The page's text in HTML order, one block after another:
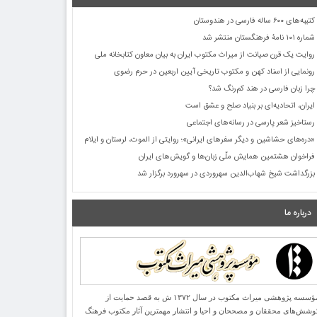
کتیبه‌های ۶۰۰ ساله فارسی در هندوستان
شماره ۱۰۱ نامۀ فرهنگستان منتشر شد
روایت یک قرن صیانت از میراث مکتوب ایران به بیان معاون کتابخانه ملی
رونمایی از اسناد کهن و مکتوب تاریخی آیین اربعین در حرم رضوی
چرا زبان فارسی در هند کم‌رنگ شد؟
ایران، اتحادیه‌ای بر بنیاد صلح و عشق است
رستاخیز شعر پارسی در رسانه‌های اجتماعی
«دره‌های حشاشین و دیگر سفرهای ایرانی»؛ روایتی از الموت، لرستان و ایلام
فراخوان هشتمین همایش ملّی زبان‌ها و گویش‌های ایران
بزرگداشت شیخ شهاب‌الدین سهروردی در سهرورد برگزار شد
درباره ما
مؤسسه پژوهشی میراث مكتوب در سال ۱۳۷۲ ش به قصد حمایت از
محققان و مصححان و احیا و انتشار مهمترین آثار مكتوب فرهنگ